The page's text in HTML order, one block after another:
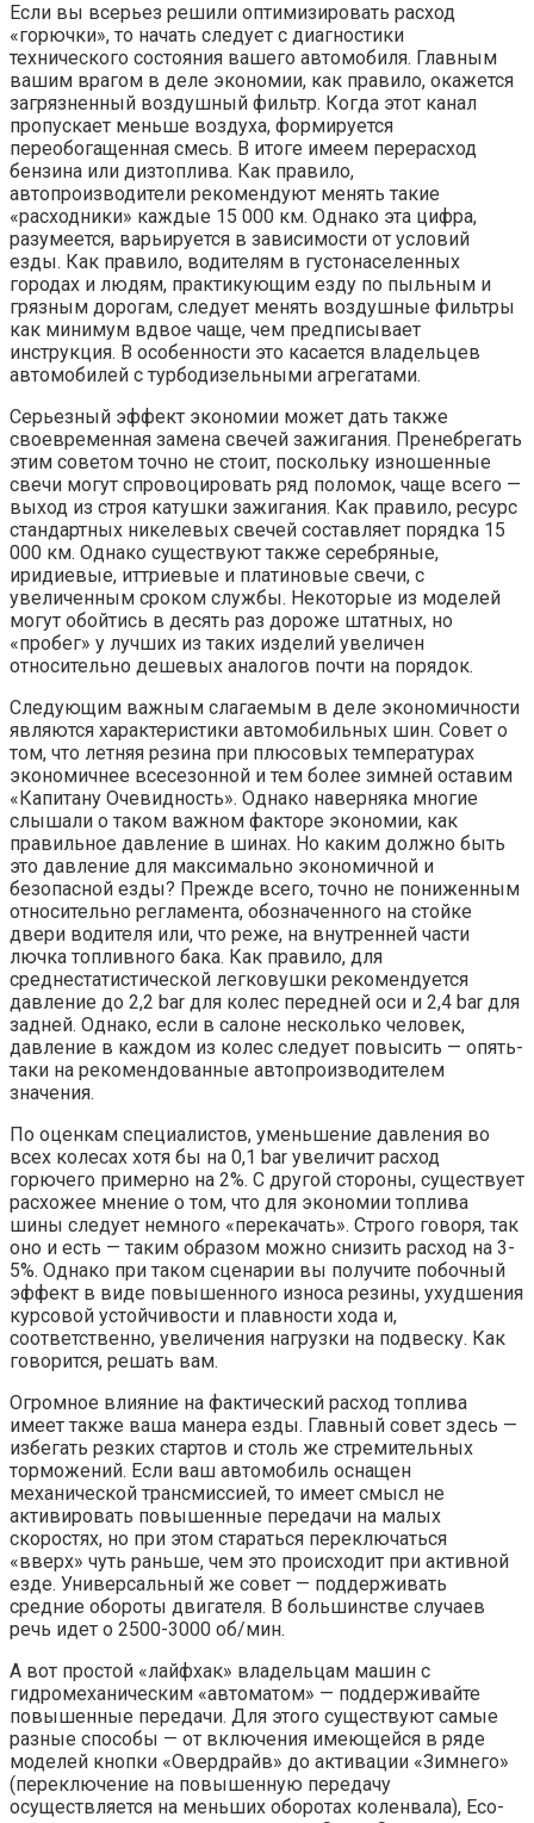
Если вы всерьез решили оптимизировать расход
«горючки», то начать следует с диагностики
технического состояния вашего автомобиля. Главным
вашим врагом в деле экономии, как правило, окажется
загрязненный воздушный фильтр. Когда этот канал
пропускает меньше воздуха, формируется
переобогащенная смесь. В итоге имеем перерасход
бензина или дизтоплива. Как правило,
автопроизводители рекомендуют менять такие
«расходники» каждые 15 000 км. Однако эта цифра,
разумеется, варьируется в зависимости от условий
езды. Как правило, водителям в густонаселенных
городах и людям, практикующим езду по пыльным и
грязным дорогам, следует менять воздушные фильтры
как минимум вдвое чаще, чем предписывает
инструкция. В особенности это касается владельцев
автомобилей с турбодизельными агрегатами.
Серьезный эффект экономии может дать также
своевременная замена свечей зажигания. Пренебрегать
этим советом точно не стоит, поскольку изношенные
свечи могут спровоцировать ряд поломок, чаще всего —
выход из строя катушки зажигания. Как правило, ресурс
стандартных никелевых свечей составляет порядка 15
000 км. Однако существуют также серебряные,
иридиевые, иттриевые и платиновые свечи, с
увеличенным сроком службы. Некоторые из моделей
могут обойтись в десять раз дороже штатных, но
«пробег» у лучших из таких изделий увеличен
относительно дешевых аналогов почти на порядок.
Следующим важным слагаемым в деле экономичности
являются характеристики автомобильных шин. Совет о
том, что летняя резина при плюсовых температурах
экономичнее всесезонной и тем более зимней оставим
«Капитану Очевидность». Однако наверняка многие
слышали о таком важном факторе экономии, как
правильное давление в шинах. Но каким должно быть
это давление для максимально экономичной и
безопасной езды? Прежде всего, точно не пониженным
относительно регламента, обозначенного на стойке
двери водителя или, что реже, на внутренней части
лючка топливного бака. Как правило, для
среднестатистической легковушки рекомендуется
давление до 2,2 bar для колес передней оси и 2,4 bar для
задней. Однако, если в салоне несколько человек,
давление в каждом из колес следует повысить — опять-
таки на рекомендованные автопроизводителем
значения.
По оценкам специалистов, уменьшение давления во
всех колесах хотя бы на 0,1 bar увеличит расход
горючего примерно на 2%. С другой стороны, существует
расхожее мнение о том, что для экономии топлива
шины следует немного «перекачать». Строго говоря, так
оно и есть — таким образом можно снизить расход на 3-
5%. Однако при таком сценарии вы получите побочный
эффект в виде повышенного износа резины, ухудшения
курсовой устойчивости и плавности хода и,
соответственно, увеличения нагрузки на подвеску. Как
говорится, решать вам.
Огромное влияние на фактический расход топлива
имеет также ваша манера езды. Главный совет здесь —
избегать резких стартов и столь же стремительных
торможений. Если ваш автомобиль оснащен
механической трансмиссией, то имеет смысл не
активировать повышенные передачи на малых
скоростях, но при этом стараться переключаться
«вверх» чуть раньше, чем это происходит при активной
езде. Универсальный же совет — поддерживать
средние обороты двигателя. В большинстве случаев
речь идет о 2500-3000 об/мин.
А вот простой «лайфхак» владельцам машин с
гидромеханическим «автоматом» — поддерживайте
повышенные передачи. Для этого существуют самые
разные способы — от включения имеющейся в ряде
моделей кнопки «Овердрайв» до активации «Зимнего»
(переключение на повышенную передачу
осуществляется на меньших оборотах коленвала), Eco-